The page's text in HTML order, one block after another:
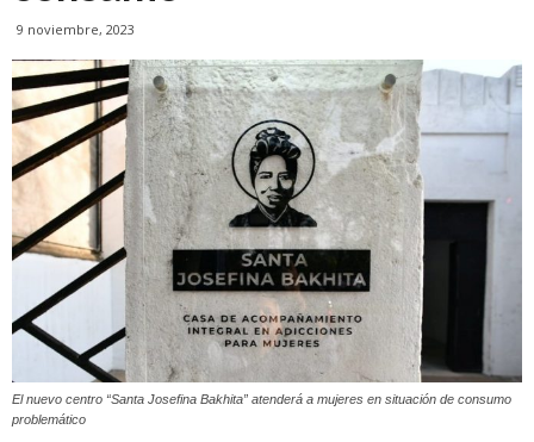
9 noviembre, 2023
El nuevo centro “Santa Josefina Bakhita” atenderá a mujeres en situación de consumo
problemático